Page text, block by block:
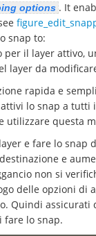
options . It
snap to:
per il layer attivo,
layer da
rapida e
lo snap a tutti
utilizzare questa
e fare lo snap
e
non si
delle opzioni di
Quindi assicurati
fare lo snap.